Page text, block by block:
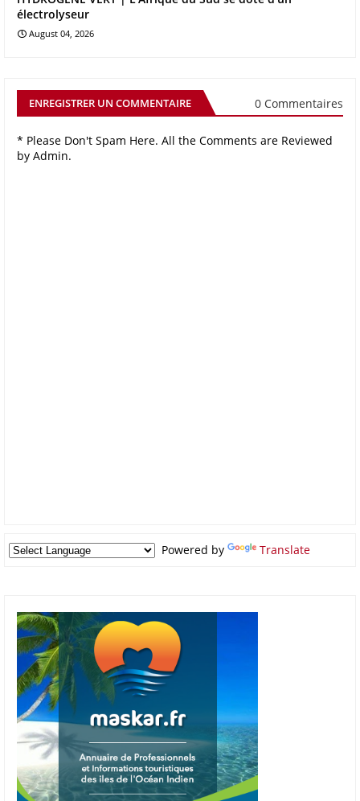
électrolyseur
August 04, 2026
ENREGISTRER UN COMMENTAIRE 0 Commentaires
* Please Don't Spam Here. All the Comments are Reviewed
by Admin.
Powered by Translate